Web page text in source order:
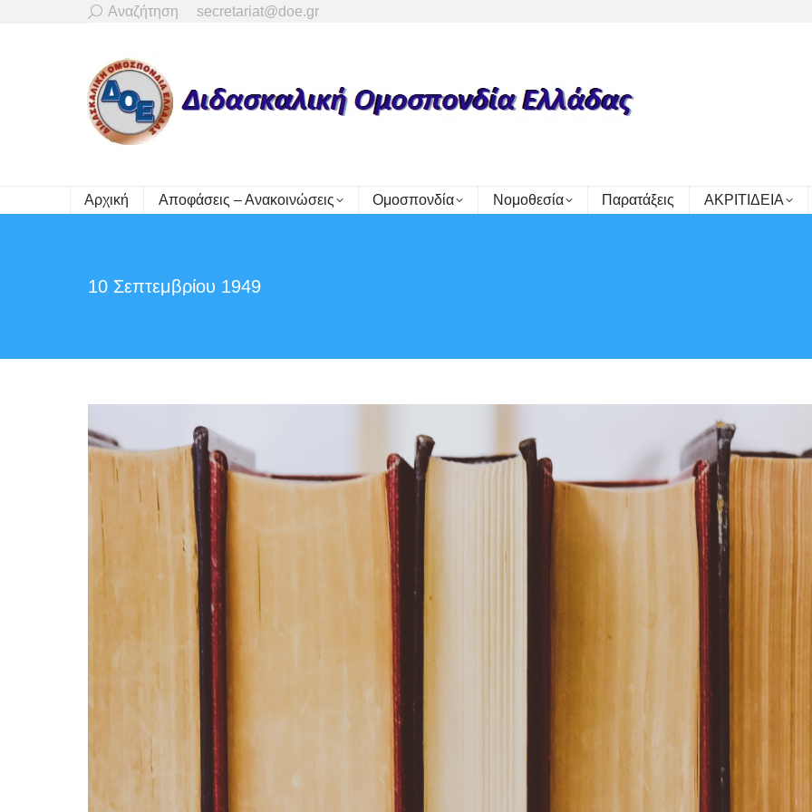
Search:
Αναζήτηση secretariat@doe.gr
Αρχική Αποφάσεις – Ανακοινώσεις Ομοσπονδία Νομοθεσία Παρατάξεις ΑΚΡΙΤΙΔΕΙΑ
10 Σεπτεμβρίου 1949